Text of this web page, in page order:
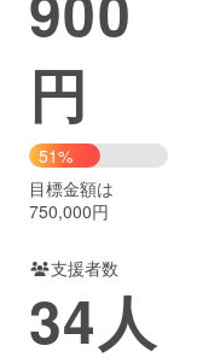
Creation
コミュニティ
円
51%
目標金額は
750,000円
支援者数
34人